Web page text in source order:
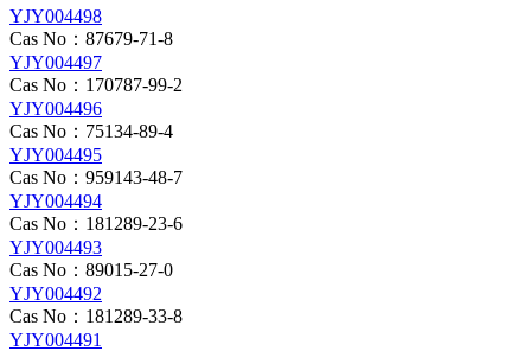
YJY004498
Cas No：87679-71-8
YJY004497
Cas No：170787-99-2
YJY004496
Cas No：75134-89-4
YJY004495
Cas No：959143-48-7
YJY004494
Cas No：181289-23-6
YJY004493
Cas No：89015-27-0
YJY004492
Cas No：181289-33-8
YJY004491